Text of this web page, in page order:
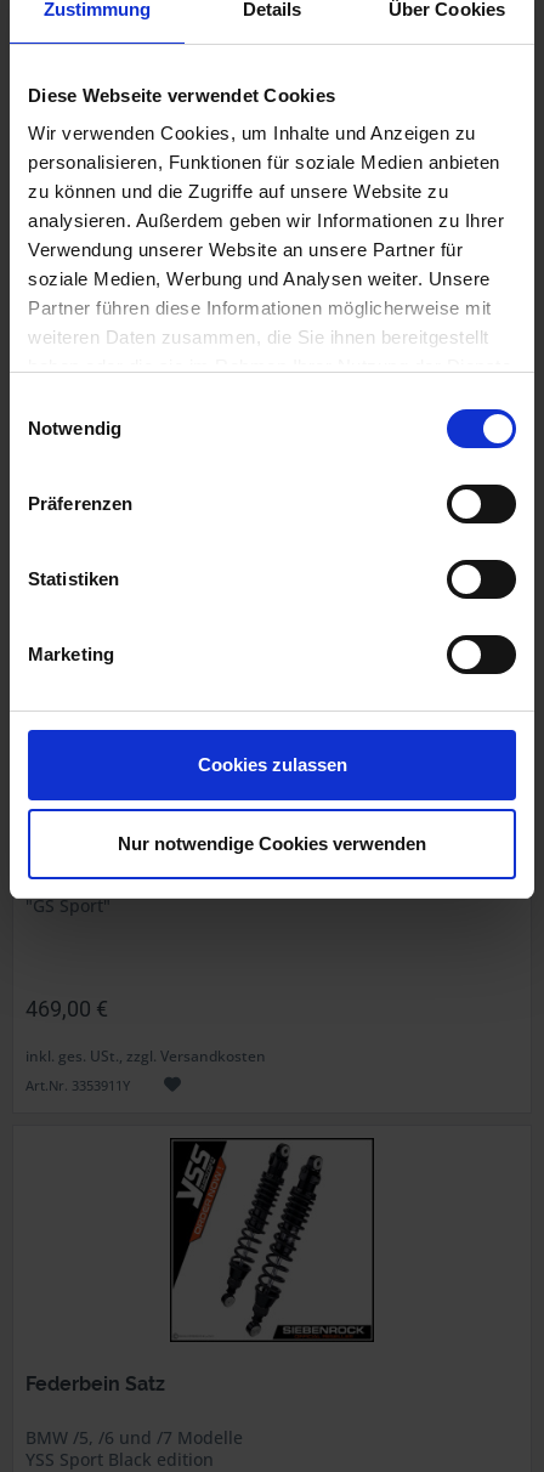
Zustimmung Details Über Cookies
Diese Webseite verwendet Cookies
Wir verwenden Cookies, um Inhalte und Anzeigen zu
personalisieren, Funktionen für soziale Medien anbieten
zu können und die Zugriffe auf unsere Website zu
analysieren. Außerdem geben wir Informationen zu Ihrer
Verwendung unserer Website an unsere Partner für
soziale Medien, Werbung und Analysen weiter. Unsere
Partner führen diese Informationen möglicherweise mit
weiteren Daten zusammen, die Sie ihnen bereitgestellt
Cookies, wenn Sie unsere Webseite weiterhin nutzen.
Notwendig
Präferenzen
Statistiken
Marketing
Cookies zulassen
Nur notwendige Cookies verwenden
Federbein YSS
BMW R 65GS, R 80G/S
inkl. ges. USt., zzgl. Versandkosten
BMW R 80GS, R 100GS
"GS Sport"
469,00 €
inkl. ges. USt., zzgl. Versandkosten
Art.Nr. 3353911Y
Federbein Satz
BMW /5, /6 und /7 Modelle
YSS Sport Black edition